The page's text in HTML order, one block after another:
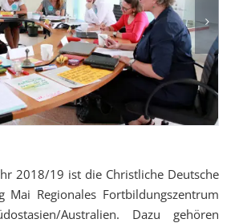
2018/19 ist die Christliche Deutsche
Mai Regionales Fortbildungszentrum
Australien. Dazu gehören